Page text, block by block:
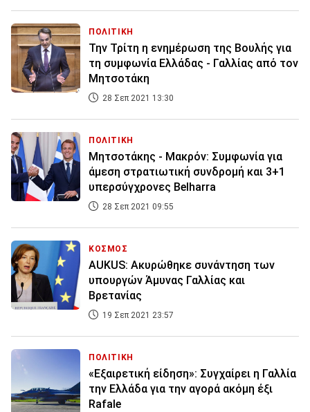
ΠΟΛΙΤΙΚΗ
Την Τρίτη η ενημέρωση της Βουλής για
τη συμφωνία Ελλάδας - Γαλλίας από τον
Μητσοτάκη
28 Σεπ 2021 13:30
ΠΟΛΙΤΙΚΗ
Mητσοτάκης - Μακρόν: Συμφωνία για
άμεση στρατιωτική συνδρομή και 3+1
υπερσύγχρονες Belharra
28 Σεπ 2021 09:55
ΚΟΣΜΟΣ
AUKUS: Ακυρώθηκε συνάντηση των
υπουργών Άμυνας Γαλλίας και
Βρετανίας
19 Σεπ 2021 23:57
ΠΟΛΙΤΙΚΗ
«Εξαιρετική είδηση»: Συγχαίρει η Γαλλία
την Ελλάδα για την αγορά ακόμη έξι
Rafale